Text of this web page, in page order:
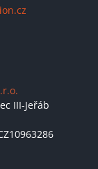
III-Jeřáb